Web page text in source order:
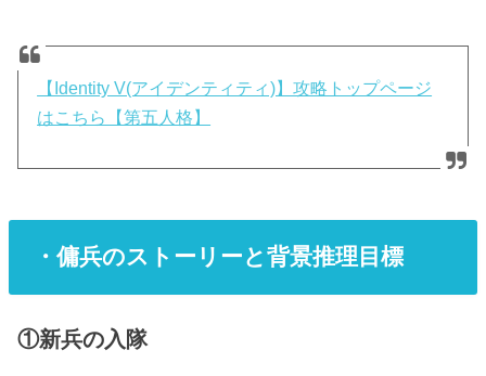
【Identity V(アイデンティティ)】攻略トップページ
はこちら【第五人格】
・傭兵のストーリーと背景推理目標
①新兵の入隊